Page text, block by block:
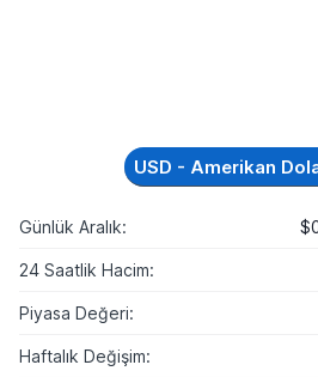
USD - Amerikan
Günlük Aralık:
24 Saatlik Hacim:
Piyasa Değeri:
Haftalık Değişim: